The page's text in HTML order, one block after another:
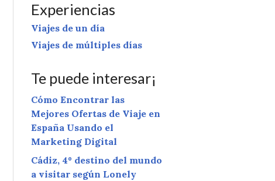
Experiencias
Viajes de un día
Viajes de múltiples días
Te puede interesar¡
Cómo Encontrar las
Mejores Ofertas de Viaje en
España Usando el
Marketing Digital
Cádiz, 4º destino del mundo
a visitar según Lonely